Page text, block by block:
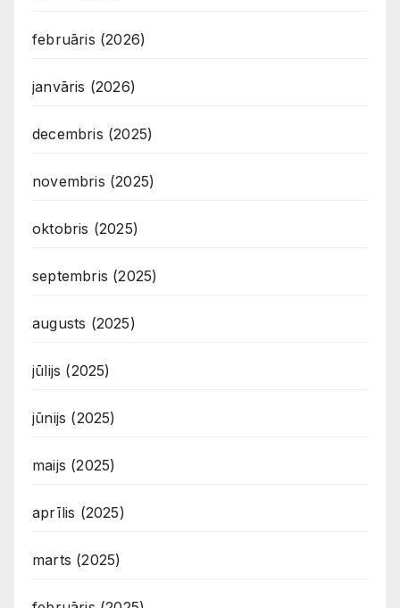
februāris (2026)
janvāris (2026)
decembris (2025)
novembris (2025)
oktobris (2025)
septembris (2025)
augusts (2025)
jūlijs (2025)
jūnijs (2025)
maijs (2025)
aprīlis (2025)
marts (2025)